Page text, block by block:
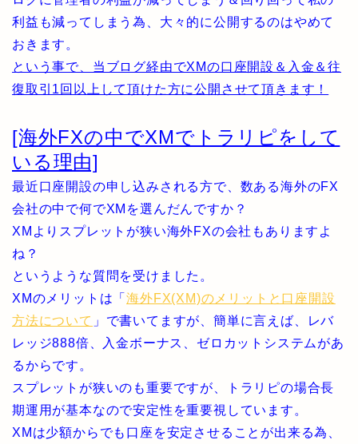
利益も減ってしまう為、大々的に公開するのはやめて
おきます。
という事で、当ブログ経由でXMの口座開設＆入金＆往
復取引1回以上して頂けた方に公開させて頂きます！
[海外FXの中でXMでトラリピをして
いる理由]
最近口座開設の申し込みされる方で、数ある海外のFX
会社の中で何でXMを選んだんですか？
XMよりスプレットが狭い海外FXの会社もありますよ
ね？
というような質問を受けました。
XMのメリットは「海外FX(XM)のメリットと口座開設
方法について 」で書いてますが、簡単に言えば、レバ
レッジ888倍、入金ボーナス、ゼロカットシステムがあ
るからです。
スプレットが狭いのも重要ですが、トラリピの場合長
期運用が基本なので安定性を重要視しています。
XMは少額からでも口座を安定させることが出来る為、